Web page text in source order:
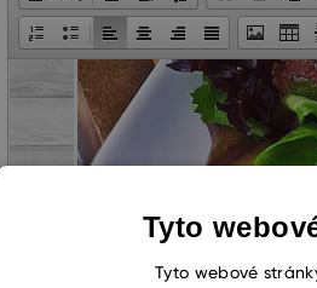
Tyto
Tyto webové